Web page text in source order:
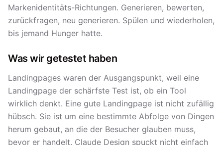
Markenidentitäts-Richtungen. Generieren, bewerten,
zurückfragen, neu generieren. Spülen und wiederholen,
bis jemand Hunger hatte.
Was wir getestet haben
Landingpages waren der Ausgangspunkt, weil eine
Landingpage der schärfste Test ist, ob ein Tool
wirklich denkt. Eine gute Landingpage ist nicht zufällig
hübsch. Sie ist um eine bestimmte Abfolge von Dingen
herum gebaut, an die der Besucher glauben muss,
bevor er handelt. Claude Design spuckt nicht einfach